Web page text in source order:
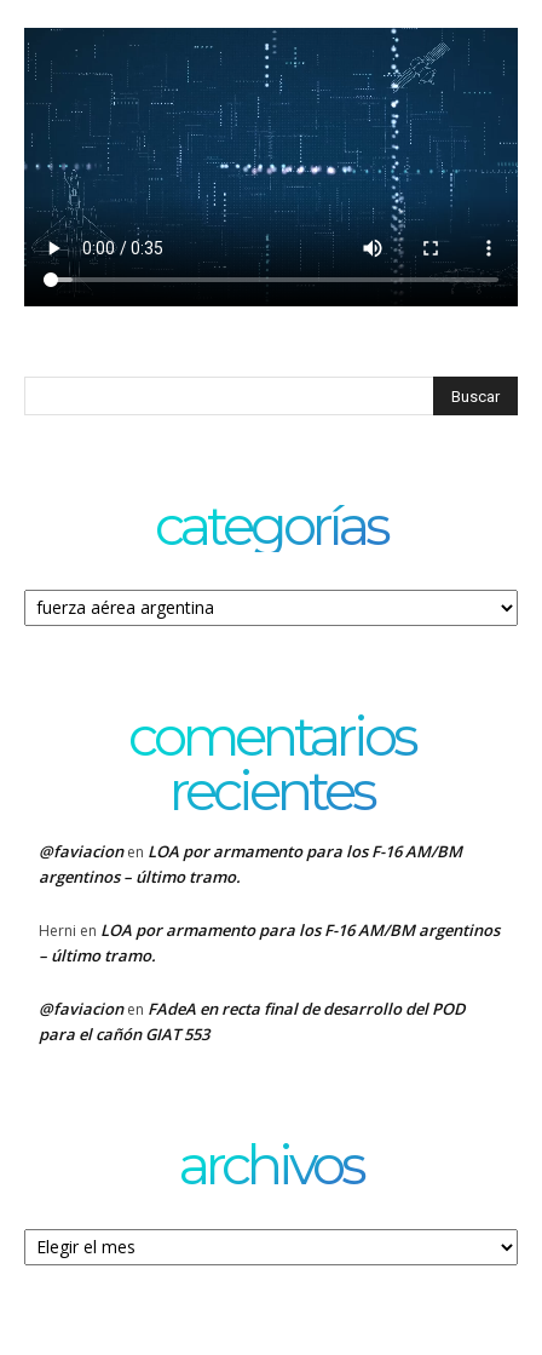
categorías
Categorías
comentarios
recientes
@faviacionen LOA por armamento para los F-16 AM/BM
argentinos – último tramo.
Herni en LOA por armamento para los F-16 AM/BM argentinos
– último tramo.
@faviacionen FAdeA en recta final de desarrollo del POD
para el cañón GIAT 553
archivos
Archivos